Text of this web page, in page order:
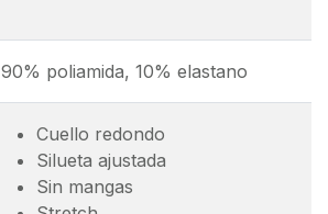
90% poliamida, 10% elastano
Cuello redondo
Silueta ajustada
Sin mangas